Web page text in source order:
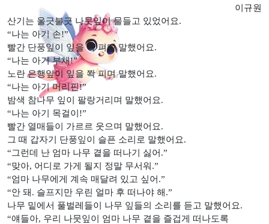
이규원
산기는 울긋불긋 나뭇잎이 물들고 있었어요.
“나는 아기 손!”
빨간 단풍잎이 잎을 쫙 펴며 말했어요.
“나는 아기 부채!”
노란 은행잎이 잎을 쫙 피며 말했어요.
“나는 아기 머리핀!”
밤색 참나무 잎이 팔랑거리며 말했어요.
“나는 아기 목걸이!”
빨간 열매들이 가르르 웃으며 말했어요.
그 때 갑자기 단풍잎이 슬픈 소리로 말했어요.
“그런데 난 엄마 나무 곁을 떠나기 싫어.”
“맞아, 어디로 가게 될지 정말 무서워.”
“엄마 나무에게 계속 매달려 있고 싶어.”
“안 돼. 슬프지만 우린 얼마 후 떠나야 해.”
나무 밑에서 풀벌레들이 나무 잎들의 소리를 듣고 말했어요.
“얘들아, 우리 나뭇잎이 엄마 나무 곁을 즐겁게 떠나도록